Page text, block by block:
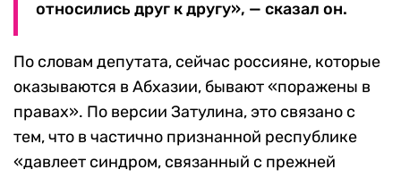
относились друг к другу», — сказал он.
По словам депутата, сейчас россияне, которые
оказываются в Абхазии, бывают «поражены в
правах». По версии Затулина, это связано с
тем, что в частично признанной республике
«давлеет синдром, связанный с прежней